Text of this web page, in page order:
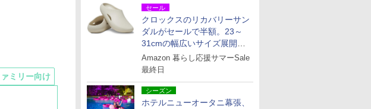
セール
クロックスのリカバリーサン
ダルがセールで半額。23～
31cmの幅広いサイズ展開、
独自のクッション素材を採用
Amazon 暮らし応援サマーSale
最終日
シーズン
ホテルニューオータニ幕張、
ミリー向け